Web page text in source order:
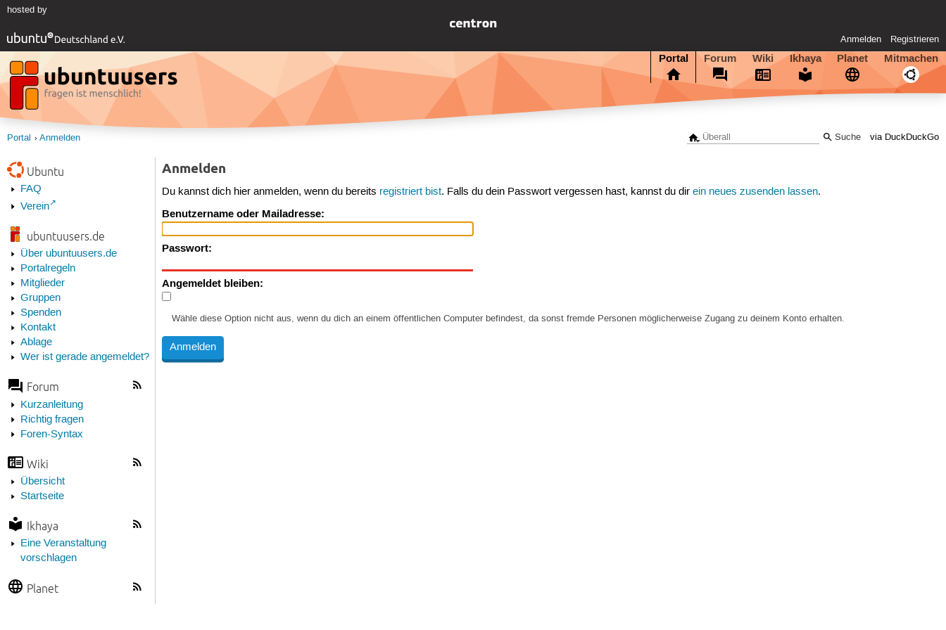
hosted by
Anmelden Registrieren
Portal Forum Wiki Ikhaya Planet Mitmachen
via DuckDuckGo
Portal Anmelden
Ubuntu
FAQ
Verein
ubuntuusers.de
Über ubuntuusers.de
Portalregeln
Mitglieder
Gruppen
Spenden
Kontakt
Ablage
Wer ist gerade angemeldet?
Forum
Kurzanleitung
Richtig fragen
Foren-Syntax
Wiki
Übersicht
Startseite
Ikhaya
Eine Veranstaltung
vorschlagen
Planet
Anmelden
Du kannst dich hier anmelden, wenn du bereits registriert bist. Falls du dein Passwort vergessen hast, kannst du direin neues zusenden lassen.
Benutzername oder Mailadresse:
Passwort:
Angemeldet bleiben:
Wähle diese Option nicht aus, wenn du dich an einem öffentlichen Computer befindest, da sonst fremde Personen möglicherweise Zugang zu deinem Konto erhalten.